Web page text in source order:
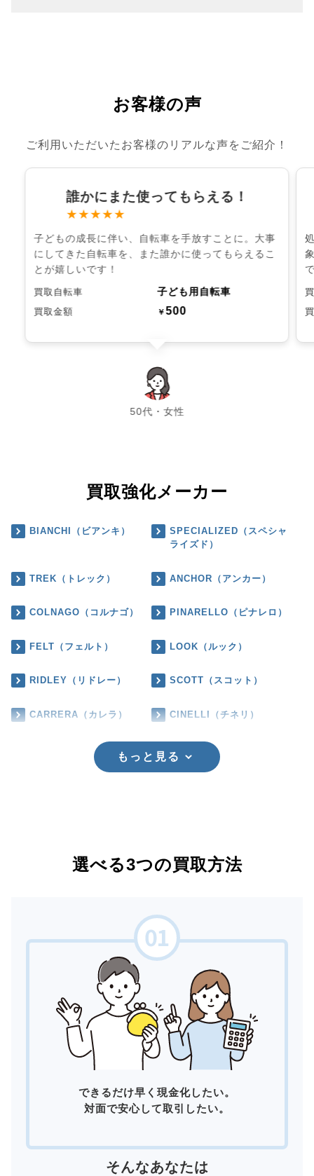
お客様の声
ご利用いただいたお客様のリアルな声をご紹介！
誰かにまた使ってもらえる！
★★★★★
子どもの成長に伴い、自転車を手放すことに。大事
にしてきた自転車を、また誰かに使ってもらえるこ
とが嬉しいです！
買取自転車 子ども用自転車
買取金額 ￥500
50代・女性
chevron_left chevron_right
買取強化メーカー
BIANCHI（ビアンキ）
SPECIALIZED（スペシャ
ライズド）
TREK（トレック） ANCHOR（アンカー）
COLNAGO（コルナゴ） PINARELLO（ピナレロ）
FELT（フェルト） LOOK（ルック）
RIDLEY（リドレー） SCOTT（スコット）
CARRERA（カレラ） CINELLI（チネリ）
もっと見る
選べる3つの買取方法
できるだけ早く現金化したい。
対面で安心して取引したい。
そんなあなたは